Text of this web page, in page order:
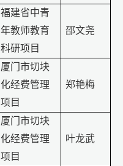
福建省中青
年教师教育
科研项目
邵文尧
厦门市切块
化经费管理
项目
郑艳梅
厦门市切块
化经费管理
项目
叶龙武